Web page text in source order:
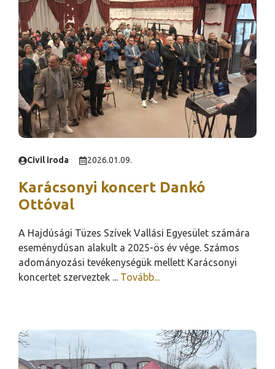
Civil iroda 2026.01.09.
Karácsonyi koncert Dankó
Ottóval
A Hajdúsági Tüzes Szívek Vallási Egyesület számára
eseménydúsan alakult a 2025-ös év vége. Számos
adományozási tevékenységük mellett Karácsonyi
koncertet szerveztek ... Tovább...